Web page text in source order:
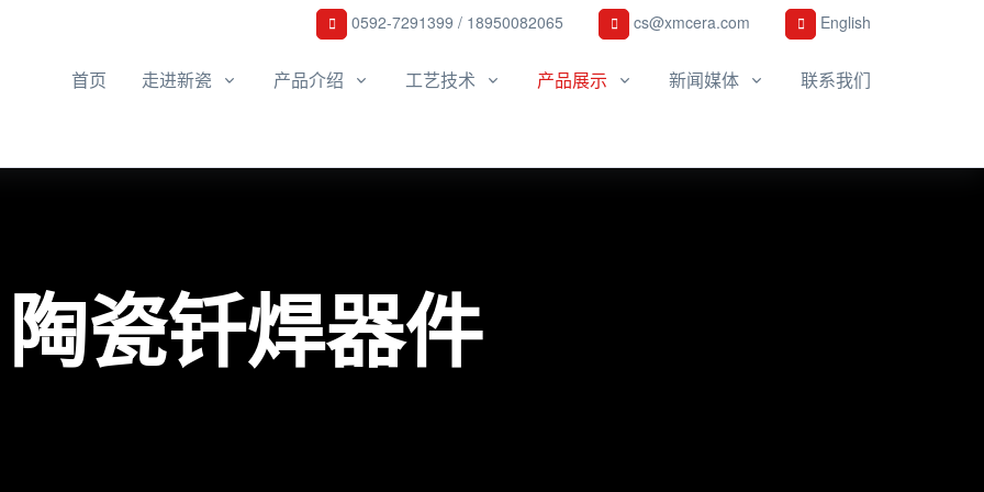
0592-7291399 / 18950082065 cs@xmcera.com English
首页 走进新瓷 产品介绍 工艺技术 产品展示 新闻媒体 联系我们
陶瓷钎焊器件